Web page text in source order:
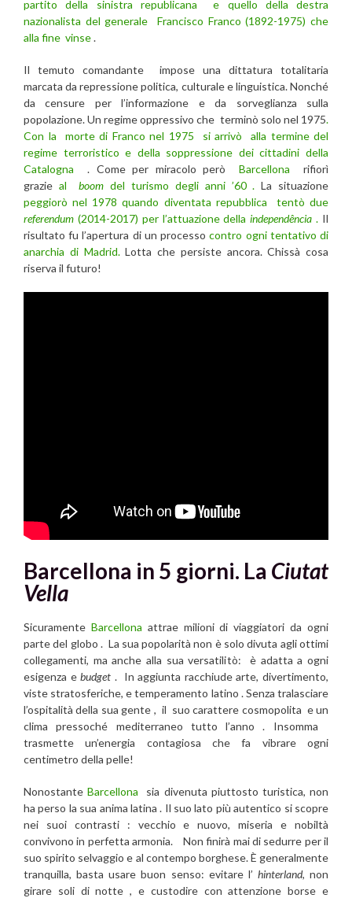
partito della sinistra republicana e quello della destra
nazionalista del generale Francisco Franco (1892-1975) che
alla fine vinse.
Il temuto comandante impose una dittatura totalitaria
marcata da repressione politica, culturale e linguistica. Nonché
da censure per l’informazione e da sorveglianza sulla
popolazione. Un regime oppressivo che terminò solo nel 1975.
Con la morte di Franco nel 1975 si arrivò alla termine del
regime terroristico e della soppressione dei cittadini della
Catalogna . Come per miracolo però Barcellona rifiorì
grazie alboom del turismo degli anni ’60 . La situazione
peggiorò nel 1978 quando diventata repubblica tentò due
referendum (2014-2017) per l’attuazione dellaindependência . Il
risultato fu l’apertura di un processocontro ogni tentativo di
anarchia di Madrid.Lotta che persiste ancora. Chissà cosa
riserva il futuro!
Barcellona in 5 giorni. La Ciutat
Vella
Sicuramente Barcellona attrae milioni di viaggiatori da ogni
parte del globo . La sua popolarità non è solo divuta agli ottimi
collegamenti, ma anche alla sua versatilitò: è adatta a ogni
esigenza ebudget . In aggiunta racchiude arte, divertimento,
viste stratosferiche, e temperamento latino . Senza tralasciare
l’ospitalità della sua gente , il suo carattere cosmopolita e un
clima pressoché mediterraneo tutto l’anno . Insomma
trasmette un’energia contagiosa che fa vibrare ogni
centimetro della pelle!
NonostanteBarcellona sia divenuta piuttosto turistica, non
ha perso la sua anima latina . Il suo lato più autentico si scopre
nei suoi contrasti : vecchio e nuovo, miseria e nobiltà
convivono in perfetta armonia. Non finirà mai di sedurre per il
suo spirito selvaggio e al contempo borghese. È generalmente
tranquilla, basta usare buon senso: evitare l’ hinterland, non
girare soli di notte , e custodire con attenzione borse e